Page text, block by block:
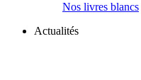
Nos livres blancs
Actualités